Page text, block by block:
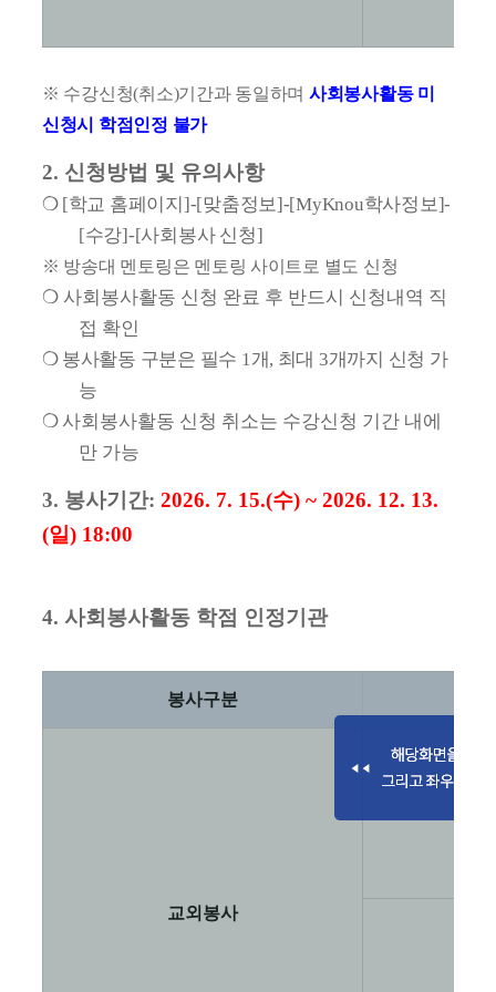
※ 수강신청(취소)기간과 동일하며 사회봉사활동 미
신청시 학점인정 불가
2. 신청방법 및 유의사항
❍ [학교 홈페이지]-[맞춤정보]-[MyKnou학사정보]-
[수강]-[사회봉사 신청]
※ 방송대 멘토링은 멘토링 사이트로 별도 신청
❍ 사회봉사활동 신청 완료 후 반드시 신청내역 직
접 확인
❍ 봉사활동 구분은 필수 1 개, 최대 3개까지 신청 가
능
❍ 사회봉사활동 신청 취소는 수강신청 기간 내에
만 가능
3. 봉사기간: 2026. 7. 15.(수) ~ 2026. 12. 13.
(일) 18:00
4. 사회봉사활동 학점 인정기관
봉사구분
교외봉사